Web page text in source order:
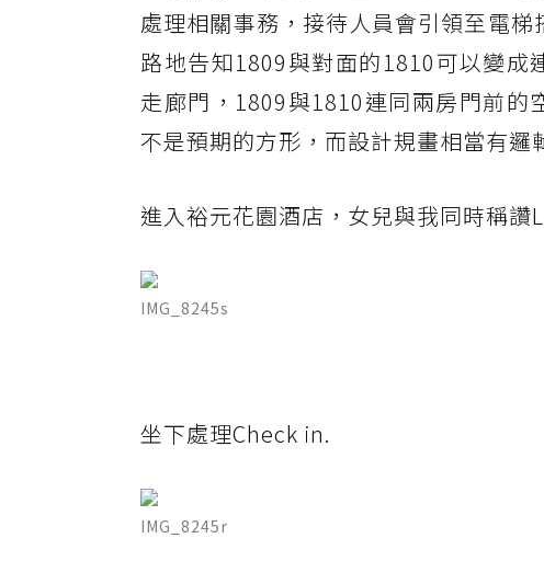
處理相關事務，接待人員會引領至電
路地告知1809與對面的1810可以變成
走廊門，1809與1810連同兩房門前的
不是預期的方形，而設計規畫相當有邏
進入裕元花園酒店，女兒與我同時稱讚
IMG_8245s
坐下處理Check in.
IMG_8245r